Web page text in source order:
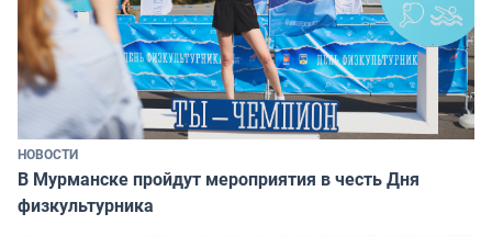
НОВОСТИ
В Мурманске пройдут мероприятия в честь Дня
физкультурника